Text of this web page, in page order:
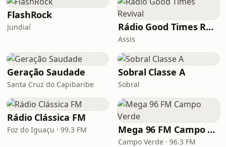
FlashRock
Jundiaí Rádio Good Times Revival
Assis
Geração Saudade
Santa Cruz do Capibaribe
Sobral Classe A
Sobral
Rádio Clássica FM
Foz do Iguaçu · 99.3 FM Mega 96 FM Campo Verde
Campo Verde · 96.3 FM